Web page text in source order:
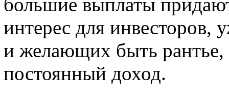
интерес для
и желающих быть
постоянный доход.